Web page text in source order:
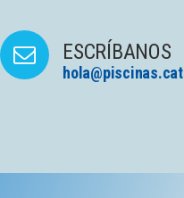
ESCRÍBANOS
hola@piscinas.cat